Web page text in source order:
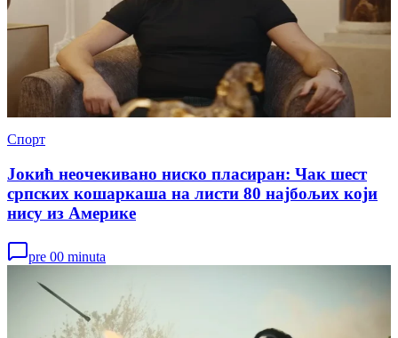
Спорт
Јокић неочекивано ниско пласиран: Чак шест
српских кошаркаша на листи 80 најбољих који
нису из Америке
pre 00 minuta